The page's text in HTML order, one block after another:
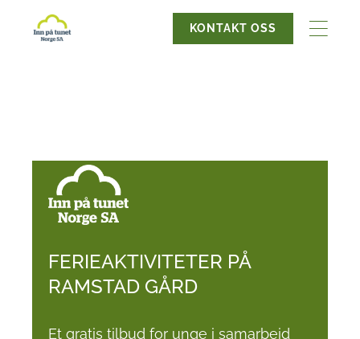
KONTAKT OSS
FERIEAKTIVITETER PÅ
RAMSTAD GÅRD
Et gratis tilbud for unge i samarbeid